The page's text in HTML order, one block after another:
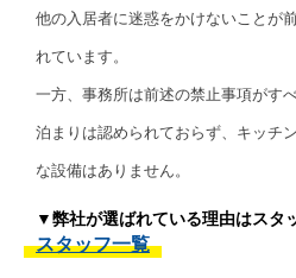
他の入居者に迷惑をかけないことが
れています。
一方、事務所は前述の禁止事項がす
泊まりは認められておらず、キッチ
な設備はありません。
▼弊社が選ばれている理由はスタ
スタッフ一覧